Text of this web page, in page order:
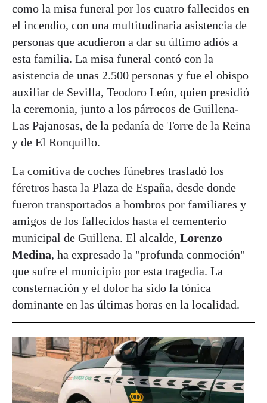
como la misa funeral por los cuatro fallecidos en
el incendio, con una multitudinaria asistencia de
personas que acudieron a dar su último adiós a
esta familia. La misa funeral contó con la
asistencia de unas 2.500 personas y fue el obispo
auxiliar de Sevilla, Teodoro León, quien presidió
la ceremonia, junto a los párrocos de Guillena-
Las Pajanosas, de la pedanía de Torre de la Reina
y de El Ronquillo.
La comitiva de coches fúnebres trasladó los
féretros hasta la Plaza de España, desde donde
fueron transportados a hombros por familiares y
amigos de los fallecidos hasta el cementerio
municipal de Guillena. El alcalde, Lorenzo
Medina, ha expresado la "profunda conmoción"
que sufre el municipio por esta tragedia. La
consternación y el dolor ha sido la tónica
dominante en las últimas horas en la localidad.